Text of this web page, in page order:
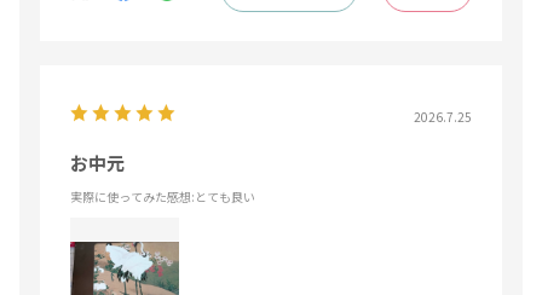
2026.7.25
お中元
実際に使ってみた感想:とても良い